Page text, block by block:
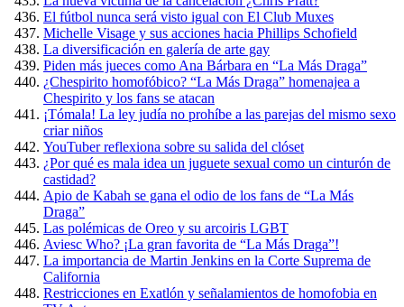
El fútbol nunca será visto igual con El Club Muxes
Michelle Visage y sus acciones hacia Phillips Schofield
La diversificación en galería de arte gay
Piden más jueces como Ana Bárbara en “La Más Draga”
¿Chespirito homofóbico? “La Más Draga” homenajea a
Chespirito y los fans se atacan
¡Tómala! La ley judía no prohíbe a las parejas del mismo sexo
criar niños
YouTuber reflexiona sobre su salida del clóset
¿Por qué es mala idea un juguete sexual como un cinturón de
castidad?
Apio de Kabah se gana el odio de los fans de “La Más
Draga”
Las polémicas de Oreo y su arcoiris LGBT
Aviesc Who? ¡La gran favorita de “La Más Draga”!
La importancia de Martin Jenkins en la Corte Suprema de
California
Restricciones en Exatlón y señalamientos de homofobia en